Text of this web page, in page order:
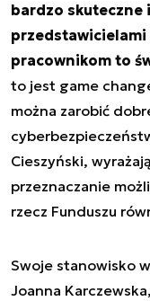
bardzo skuteczne
pracownikom to
to jest game
można zarobić
Cieszyński,
przeznaczanie
rzecz Funduszu
Swoje stanowisko
Joanna